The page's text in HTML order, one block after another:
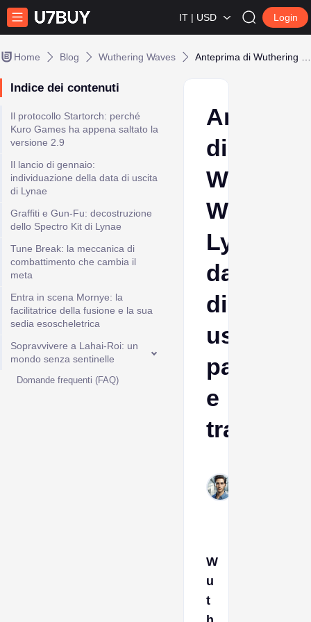
IT | USD Login
Home Blog Wuthering Waves
Indice dei contenuti
Il protocollo Startorch: perché
Kuro Games ha appena saltato la
versione 2.9
Il lancio di gennaio:
individuazione della data di uscita
di Lynae
Graffiti e Gun-Fu: decostruzione
dello Spectro Kit di Lynae
Tune Break: la meccanica di
combattimento che cambia il
meta
Entra in scena Mornye: la
facilitatrice della fusione e la sua
sedia esoscheletrica
Sopravvivere a Lahai-Roi: un
mondo senza sentinelle
Domande frequenti (FAQ)
di
Waves
Lynae:
data
di
uscita,
pausa
e
trama
W
u
t